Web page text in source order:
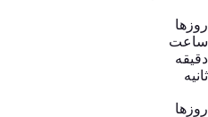
روزها
ساعت‌
دقیقه
ثانیه
روزها